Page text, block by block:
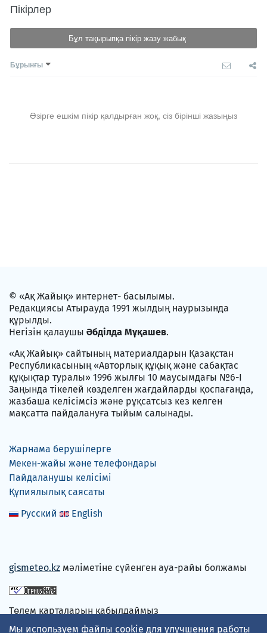
Пікірлер
Бұл тақырыпқа пікір жазу жабық
Бұрынғы
Әзірге ешкім пікір қалдырған жоқ, сіз бірінші жазыңыз
© «Ақ Жайық» интернет- басылымы.
Редакциясы Атырауда 1991 жылдың наурызында
құрылды.
Негізін қалаушы Әбділда Мұқашев.
«Ақ Жайық» сайтының материалдарын Қазақстан
Республикасының «Авторлық құқық және сабақтас
құқықтар туралы» 1996 жылғы 10 маусымдағы №6-I
Заңында тікелей көзделген жағдайларды қоспағанда,
жазбаша келісімсіз және рұқсатсыз кез келген
мақсатта пайдалануға тыйым салынады.
Жарнама берушілерге
Мекен-жайы және телефондары
Пайдаланушы келісімі
Құпиялылық саясаты
Русский
English
gismeteo.kz мәліметіне сүйенген ауа-райы болжамы
Төлем карталарын қабылдаймыз
Мы используем файлы cookie для улучшения работы